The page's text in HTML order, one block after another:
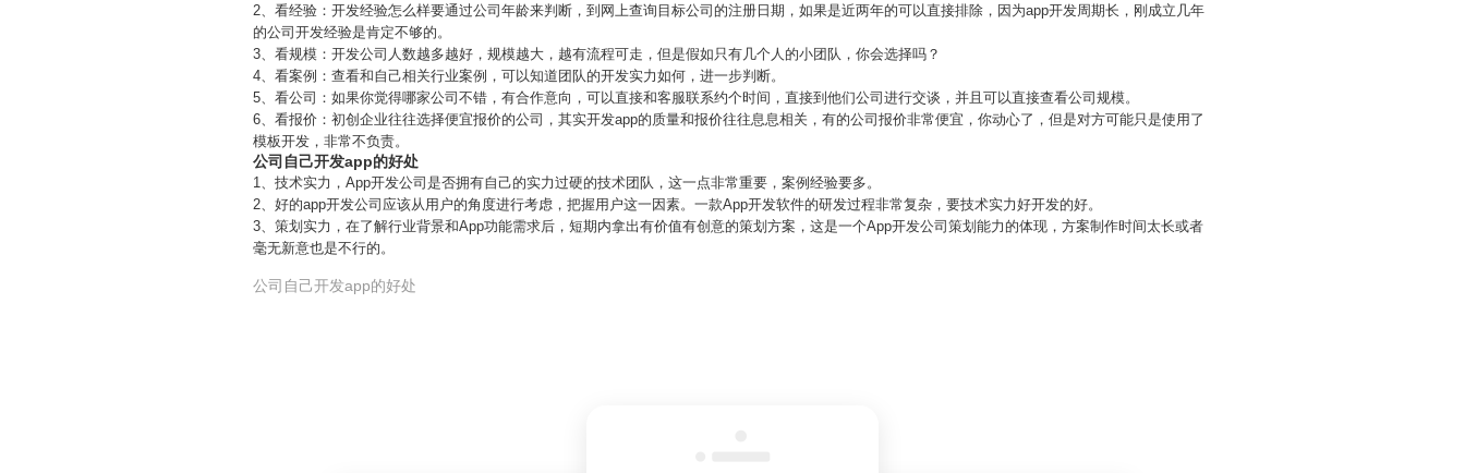
2、看经验：开发经验怎么样要通过公司年龄来判断，到网上查询目标公司的注册日期，如果是近两年的可以直接排除，因为app开发周期长，刚成立几年
的公司开发经验是肯定不够的。
3、看规模：开发公司人数越多越好，规模越大，越有流程可走，但是假如只有几个人的小团队，你会选择吗？
4、看案例：查看和自己相关行业案例，可以知道团队的开发实力如何，进一步判断。
5、看公司：如果你觉得哪家公司不错，有合作意向，可以直接和客服联系约个时间，直接到他们公司进行交谈，并且可以直接查看公司规模。
6、看报价：初创企业往往选择便宜报价的公司，其实开发app的质量和报价往往息息相关，有的公司报价非常便宜，你动心了，但是对方可能只是使用了
模板开发，非常不负责。
公司自己开发app的好处
1、技术实力，App开发公司是否拥有自己的实力过硬的技术团队，这一点非常重要，案例经验要多。
2、好的app开发公司应该从用户的角度进行考虑，把握用户这一因素。一款App开发软件的研发过程非常复杂，要技术实力好开发的好。
3、策划实力，在了解行业背景和App功能需求后，短期内拿出有价值有创意的策划方案，这是一个App开发公司策划能力的体现，方案制作时间太长或者
毫无新意也是不行的。
公司自己开发app的好处